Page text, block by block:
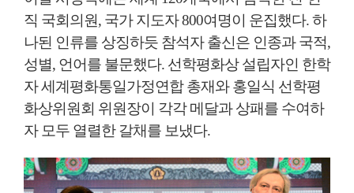
직 국회의원, 국가 지도자 800여명이 운집했다. 하
나된 인류를 상징하듯 참석자 출신은 인종과 국적,
성별, 언어를 불문했다. 선학평화상 설립자인 한학
자 세계평화통일가정연합 총재와 홍일식 선학평
화상위원회 위원장이 각각 메달과 상패를 수여하
자 모두 열렬한 갈채를 보냈다.